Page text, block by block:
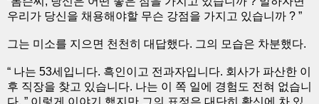
우리가 당신을 채용해야할 무슨 강점을 가지고 있습니까 ? ”
그는 미소를 지으면 천천히 대답했다. 그의 모습은 차분했다.
“ 나는 53세입니다. 흑인이고 전과자입니다. 회사가 파산한 이
후 직장을 찾고 있습니다. 나는 이 쪽 일에 경험도 전혀 없습니
다. ” 이렇게 이야기 했지만 그의 표정은 대단히 확신에 차 있